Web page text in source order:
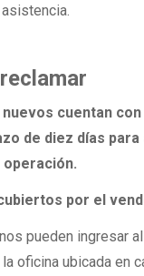
cuentan
de diez días
por el
pueden ingresar
oficina ubicada en